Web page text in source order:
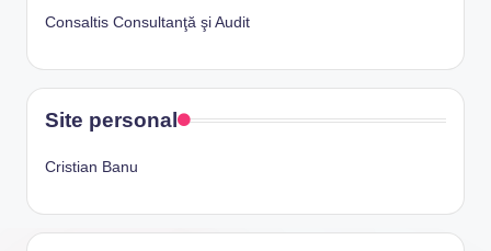
Consaltis Consultanţă şi Audit
Site personal
Cristian Banu